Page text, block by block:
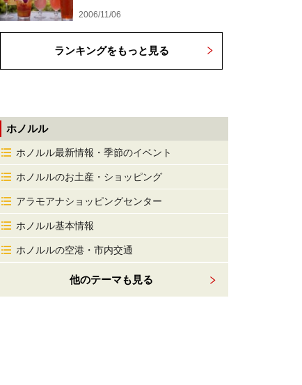
2006/11/06
ランキングをもっと見る
ホノルル
ホノルル最新情報・季節のイベント
ホノルルのお土産・ショッピング
アラモアナショッピングセンター
ホノルル基本情報
ホノルルの空港・市内交通
他のテーマも見る